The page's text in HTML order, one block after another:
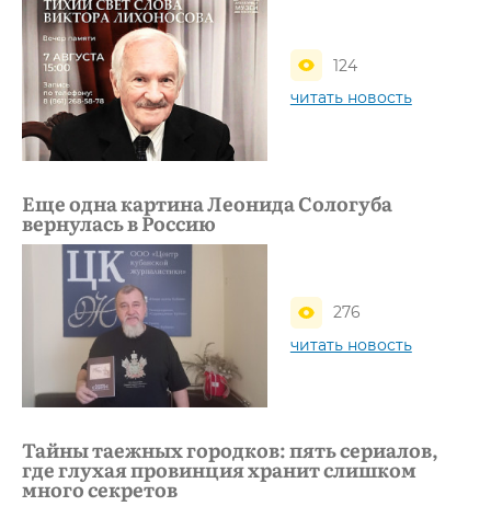
124
читать новость
Еще одна картина Леонида Сологуба
вернулась в Россию
276
читать новость
Тайны таежных городков: пять сериалов,
где глухая провинция хранит слишком
много секретов